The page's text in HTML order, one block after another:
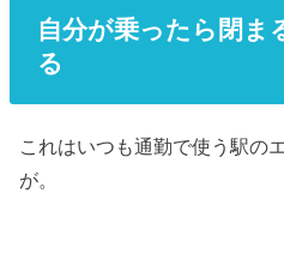
自分が乗ったら閉ま
る
これはいつも通勤で使う駅の
が。